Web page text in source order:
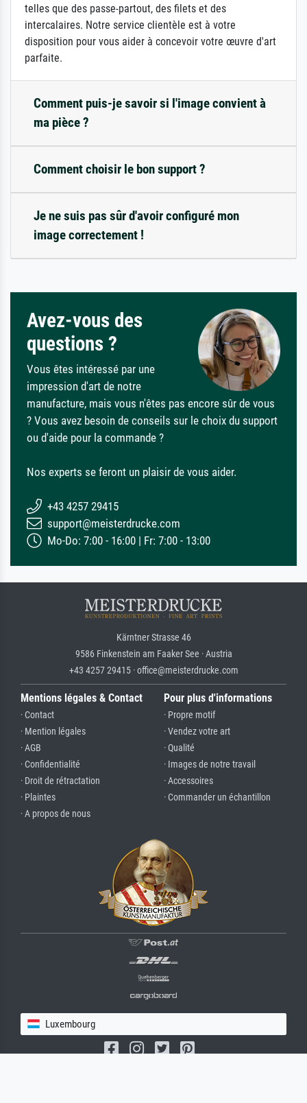
telles que des passe-partout, des filets et des
intercalaires. Notre service clientèle est à votre
disposition pour vous aider à concevoir votre œuvre d'art
parfaite.
Comment puis-je savoir si l'image convient à
ma pièce ?
Comment choisir le bon support ?
Je ne suis pas sûr d'avoir configuré mon
image correctement !
Avez-vous des
questions ?
Vous êtes intéressé par une
impression d'art de notre
manufacture, mais vous n'êtes pas encore sûr de vous
? Vous avez besoin de conseils sur le choix du support
ou d'aide pour la commande ?
Nos experts se feront un plaisir de vous aider.
+43 4257 29415
support@meisterdrucke.com
Mo-Do: 7:00 - 16:00 | Fr: 7:00 - 13:00
Kärntner Strasse 46
9586 Finkenstein am Faaker See · Austria
+43 4257 29415 · office@meisterdrucke.com
Mentions légales & Contact
· Contact
· Mention légales
· AGB
· Confidentialité
· Droit de rétractation
· Plaintes
· A propos de nous
Pour plus d'informations
· Propre motif
· Vendez votre art
· Qualité
· Images de notre travail
· Accessoires
· Commander un échantillon
Luxembourg